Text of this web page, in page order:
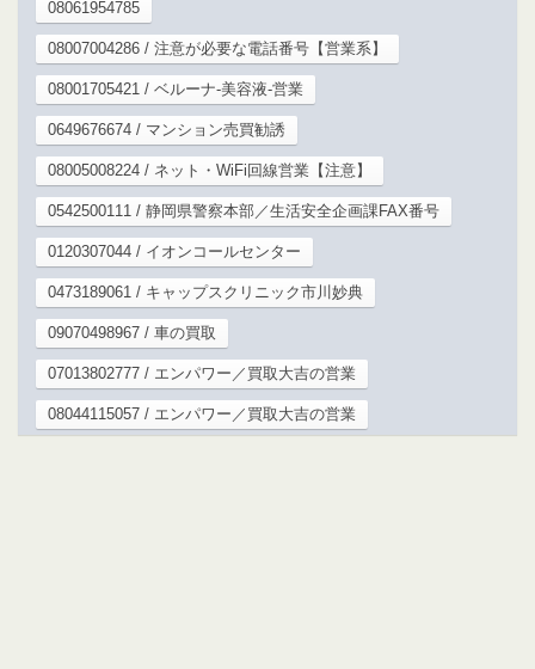
08061954785
08007004286 / 注意が必要な電話番号【営業系】
08001705421 / ベルーナ-美容液-営業
0649676674 / マンション売買勧誘
08005008224 / ネット・WiFi回線営業【注意】
0542500111 / 静岡県警察本部／生活安全企画課FAX番号
0120307044 / イオンコールセンター
0473189061 / キャップスクリニック市川妙典
09070498967 / 車の買取
07013802777 / エンパワー／買取大吉の営業
08044115057 / エンパワー／買取大吉の営業